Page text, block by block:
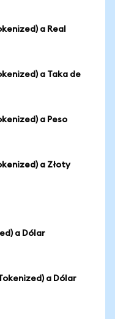
a Real
a Taka de
a Peso
a Złoty
a Dólar
a Dólar